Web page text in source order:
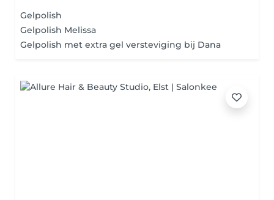
Gelpolish
Gelpolish Melissa
Gelpolish met extra gel versteviging bij Dana